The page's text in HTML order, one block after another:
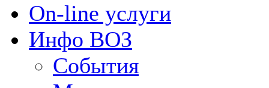
On-line услуги
Инфо ВОЗ
События